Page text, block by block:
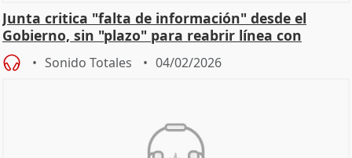
Junta critica "falta de información" desde el
Gobierno, sin "plazo" para reabrir línea con
Madrid
Sonido Totales 04/02/2026